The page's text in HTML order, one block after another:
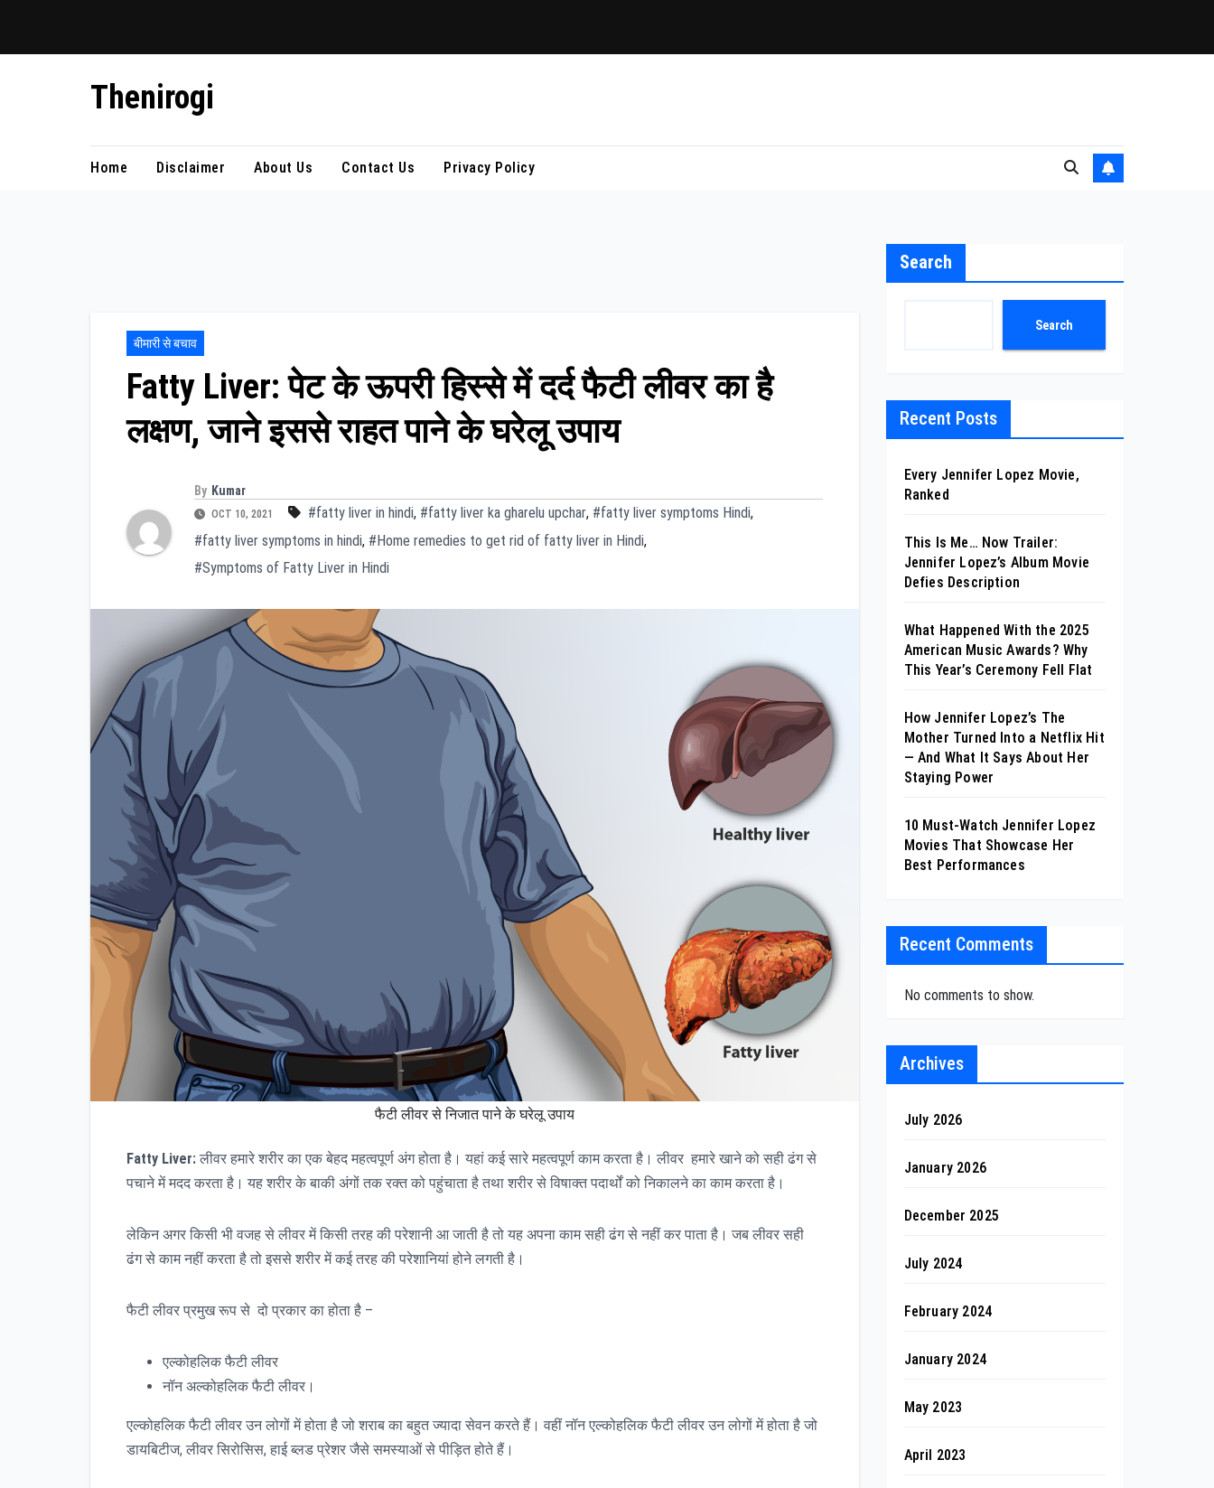
Thenirogi
Home Disclaimer About Us Contact Us Privacy Policy
बीमारी से बचाव
Fatty Liver: पेट के ऊपरी हिस्से में दर्द फैटी लीवर का है
लक्षण, जाने इससे राहत पाने के घरेलू उपाय
By Kumar
OCT 10, 2021 #fatty liver in hindi, #fatty liver ka gharelu upchar, #fatty liver symptoms Hindi,
#fatty liver symptoms in hindi, #Home remedies to get rid of fatty liver in Hindi,
#Symptoms of Fatty Liver in Hindi
फैटी लीवर से निजात पाने के घरेलू उपाय
Fatty Liver: लीवर हमारे शरीर का एक बेहद महत्वपूर्ण अंग होता है। यहां कई सारे महत्वपूर्ण काम करता है। लीवर हमारे खाने को सही ढंग से
पचाने में मदद करता है। यह शरीर के बाकी अंगों तक रक्त को पहुंचाता है तथा शरीर से विषाक्त पदार्थों को निकालने का काम करता है।
लेकिन अगर किसी भी वजह से लीवर में किसी तरह की परेशानी आ जाती है तो यह अपना काम सही ढंग से नहीं कर पाता है। जब लीवर सही
ढंग से काम नहीं करता है तो इससे शरीर में कई तरह की परेशानियां होने लगती है।
फैटी लीवर प्रमुख रूप से दो प्रकार का होता है –
एल्कोहलिक फैटी लीवर
नॉन अल्कोहलिक फैटी लीवर।
एल्कोहलिक फैटी लीवर उन लोगों में होता है जो शराब का बहुत ज्यादा सेवन करते हैं। वहीं नॉन एल्कोहलिक फैटी लीवर उन लोगों में होता है जो
डायबिटीज, लीवर सिरोसिस, हाई ब्लड प्रेशर जैसे समस्याओं से पीड़ित होते हैं।
Search
Search
Recent Posts
Every Jennifer Lopez Movie,
Ranked
This Is Me… Now Trailer:
Jennifer Lopez’s Album Movie
Defies Description
What Happened With the 2025
American Music Awards? Why
This Year’s Ceremony Fell Flat
How Jennifer Lopez’s The
Mother Turned Into a Netflix Hit
— And What It Says About Her
Staying Power
10 Must-Watch Jennifer Lopez
Movies That Showcase Her
Best Performances
Recent Comments
No comments to show.
Archives
July 2026
January 2026
December 2025
July 2024
February 2024
January 2024
May 2023
April 2023